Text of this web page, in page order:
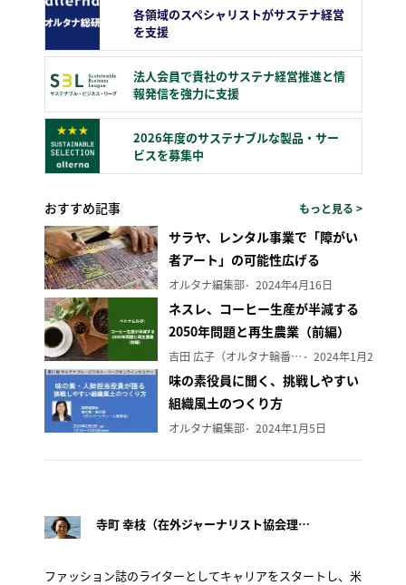
各領域のスペシャリストがサステナ経営
を支援
法人会員で貴社のサステナ経営推進と情
報発信を強力に支援
2026年度のサステナブルな製品・サー
ビスを募集中
おすすめ記事 もっと見る >
サラヤ、レンタル事業で「障がい
者アート」の可能性広げる
オルタナ編集部 2024年4月16日
ネスレ、コーヒー生産が半減する
2050年問題と再生農業（前編）
吉田 広子（オルタナ輪番編集長） 2024年1月29日
味の素役員に聞く、挑戦しやすい
組織風土のつくり方
オルタナ編集部 2024年1月5日
寺町 幸枝（在外ジャーナリスト協会理事）
ファッション誌のライターとしてキャリアをスタートし、米